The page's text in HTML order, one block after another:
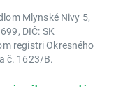
Mlynské Nivy 5,
DIČ: SK
registri Okresného
č. 1623/B.